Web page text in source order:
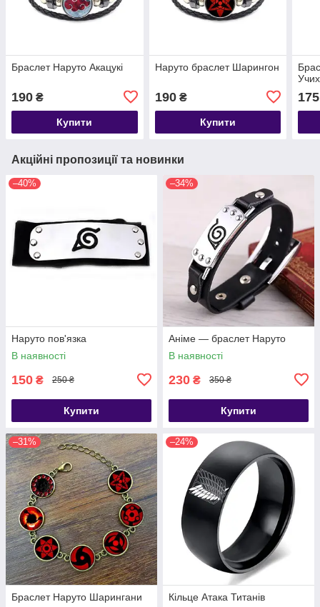
Браслет Наруто Акацукі
190 ₴
Купити
Наруто браслет Шарингон
190₴
Купити
175
Акційні пропозиції та новинки
–40%
Наруто пов'язка
В наявності
150 ₴ 250 ₴
Купити
–34%
Аніме — браслет Наруто
В наявності
230 ₴ 350 ₴
Купити
–31%
Браслет Наруто Шарингани
–24%
Кільце Атака Титанів